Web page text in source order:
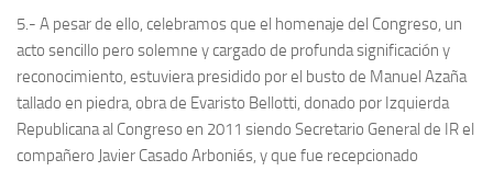
5.- A pesar de ello, celebramos que el homenaje del Congreso, un
acto sencillo pero solemne y cargado de profunda significación y
reconocimiento, estuviera presidido por el busto de Manuel Azaña
tallado en piedra, obra de Evaristo Bellotti, donado por Izquierda
Republicana al Congreso en 2011 siendo Secretario General de IR el
compañero Javier Casado Arboniés, y que fue recepcionado